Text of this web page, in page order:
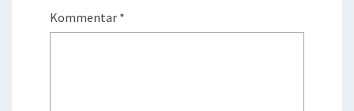
Kommentar *